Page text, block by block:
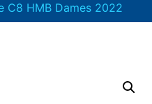
C8 HMB Dames 2022